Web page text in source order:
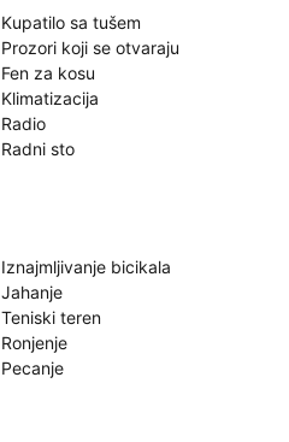
Kupatilo sa tušem
Prozori koji se otvaraju
Fen za kosu
Klimatizacija
Radio
Radni sto
Iznajmljivanje bicikala
Jahanje
Teniski teren
Ronjenje
Pecanje